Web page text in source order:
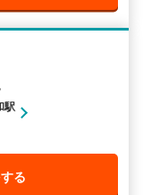
駅
る